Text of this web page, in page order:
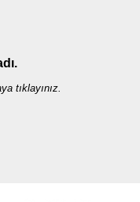
tıklayınız.